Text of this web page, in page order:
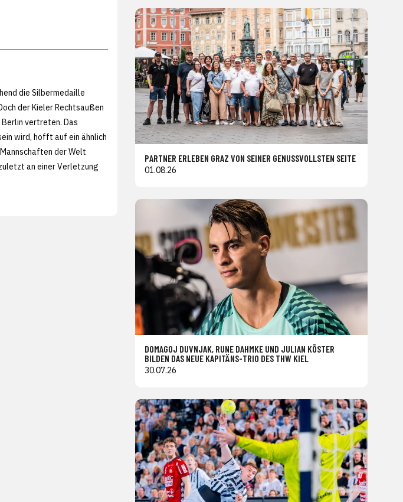
die Silbermedaille
der Kieler Rechtsaußen
vertreten. Das
wird, hofft auf ein ähnlich
der Welt
an einer Verletzung
PARTNER ERLEBEN GRAZ VON SEINER GENUSSVOLLSTEN SEITE
01.08.26
DOMAGOJ DUVNJAK, RUNE DAHMKE UND JULIAN KÖSTER
BILDEN DAS NEUE KAPITÄNS-TRIO DES THW KIEL
30.07.26